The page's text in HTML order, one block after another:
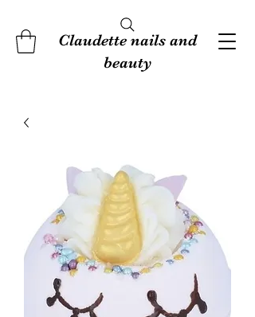
Claudette nails and
beauty